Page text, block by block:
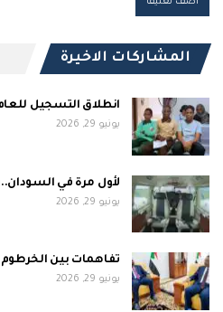
المشاركات الاخيرة
انطلاق التسجيل للعام الدراسي
يونيو 29, 2026
لأول مرة في
يونيو 29, 2026
تفاهمات بين الخرطوم
يونيو 29, 2026